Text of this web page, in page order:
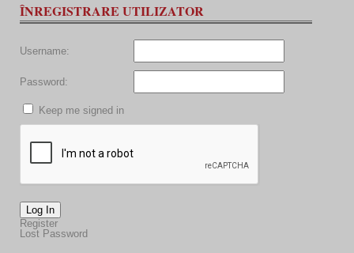
ÎNREGISTRARE UTILIZATOR
Username:
Password:
Keep me signed in
Log In
Register
Lost Password